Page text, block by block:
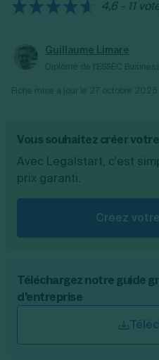
deux derniers avis
la liste des prêts
4,6 - 11
Guillaume Limare
Vous souhaitez créer
Avec Legalstart, c'est
prix garanti.
Créez
Téléchargez notre guide
d'entreprise